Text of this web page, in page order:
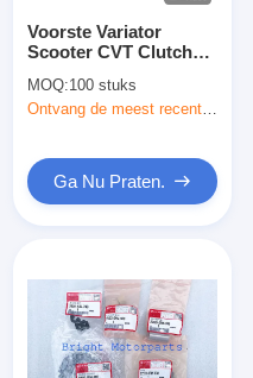
Voorste Variator
Scooter CVT Clutch
Honda Vision 110
Lead110 Spacy 110
MOQ:100 stuks
Ga Nu Praten.